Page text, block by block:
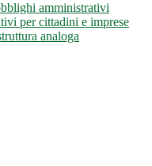
amministrativi
per cittadini e imprese
analoga